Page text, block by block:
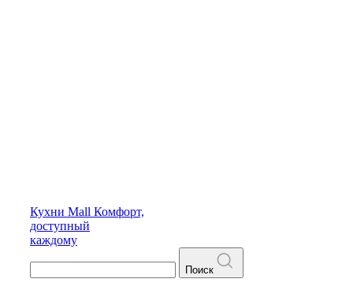
Кухни Mall Комфорт,
доступный
каждому
Поиск